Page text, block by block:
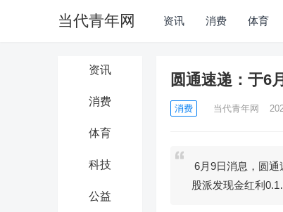
当代青年网 资讯 消费 体育
资讯
消费
体育
科技
公益
圆通速递：于6
消费 当代青年网
6月9日消息，圆
股派发现金红利